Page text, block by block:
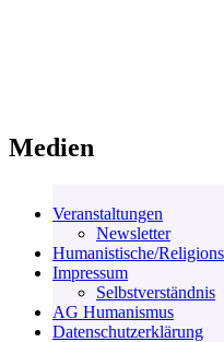
Medien
Veranstaltungen
Newsletter
Humanistische/
Impressum
Selbstverständnis
AG Humanismus
Datenschutzerklärung